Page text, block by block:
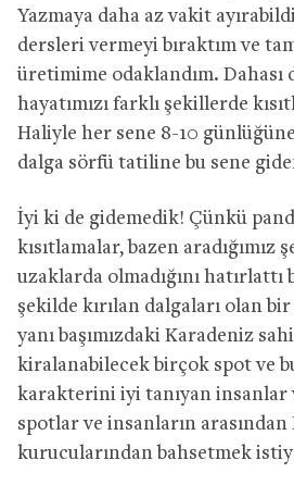
Yazmaya daha az vakit
dersleri vermeyi bıraktım ve
üretimime odaklandım. Dahası
hayatımızı farklı şekillerde
Haliyle her sene 8-10 günlüğüne
dalga sörfü tatiline bu sene
İyi ki de gidemedik! Çünkü
kısıtlamalar, bazen aradığımız
uzaklarda olmadığını
şekilde kırılan dalgaları olan
yanı başımızdaki Karadeniz
kiralanabilecek birçok spot ve
karakterini iyi tanıyan insanlar
spotlar ve insanların arasından
kurucularından bahsetmek